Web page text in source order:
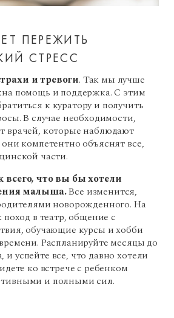
ПЕРЕЖИТЬ
СТРЕСС
и тревоги. Так мы лучше
помощь и поддержка. С этим
к куратору и получить
В случае необходимости,
врачей, которые наблюдают
компетентно объяснят все,
части.
всего, что вы бы хотели
малыша.Все изменится,
новорожденного. На
поход в театр, общение с
обучающие курсы и хобби
Распланируйте месяцы до
успейте все, что давно хотели
ко встрече с ребенком
и полными сил.